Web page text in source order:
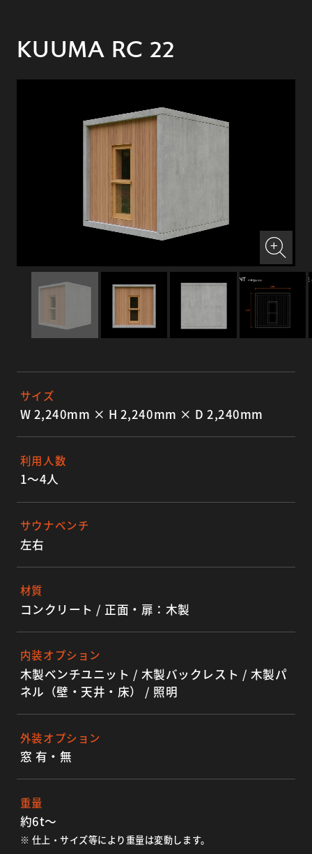
KUUMA RC 22
サイズ
W 2,240mm × H 2,240mm × D 2,240mm
利用人数
1〜4人
サウナベンチ
左右
材質
コンクリート / 正面・扉：木製
内装オプション
木製ベンチユニット / 木製バックレスト / 木製パ
ネル（壁・天井・床） / 照明
外装オプション
窓 有・無
重量
約6t〜
※ 仕上・サイズ等により重量は変動します。